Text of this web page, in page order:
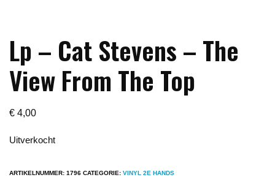
Lp – Cat Stevens – The
View From The Top
€ 4,00
Uitverkocht
ARTIKELNUMMER: 1796 CATEGORIE: VINYL 2E HANDS